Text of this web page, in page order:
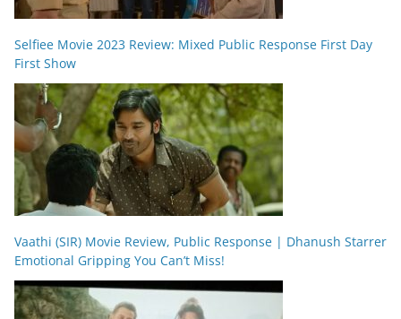
Selfiee Movie 2023 Review: Mixed Public Response First Day
First Show
Vaathi (SIR) Movie Review, Public Response | Dhanush Starrer
Emotional Gripping You Can’t Miss!